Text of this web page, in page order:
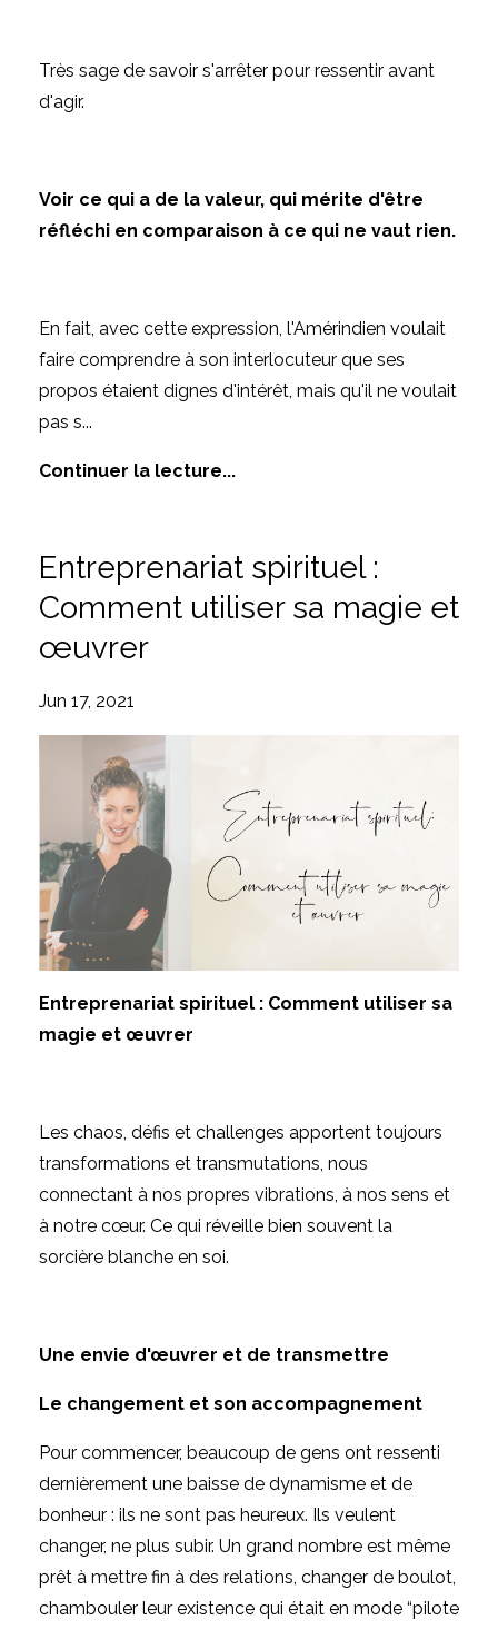
Très sage de savoir s'arrêter pour ressentir avant
d'agir.
Voir ce qui a de la valeur, qui mérite d'être
réfléchi en comparaison à ce qui ne vaut rien.
En fait, avec cette expression, l'Amérindien voulait
faire comprendre à son interlocuteur que ses
propos étaient dignes d'intérêt, mais qu'il ne voulait
pas s...
Continuer la lecture...
Entreprenariat spirituel :
Comment utiliser sa magie et
œuvrer
Jun 17, 2021
Entreprenariat spirituel : Comment utiliser sa
magie et œuvrer
Les chaos, défis et challenges apportent toujours
transformations et transmutations, nous
connectant à nos propres vibrations, à nos sens et
à notre cœur. Ce qui réveille bien souvent la
sorcière blanche en soi.
Une envie d'œuvrer et de transmettre
Le changement et son accompagnement
Pour commencer, beaucoup de gens ont ressenti
dernièrement une baisse de dynamisme et de
bonheur : ils ne sont pas heureux. Ils veulent
changer, ne plus subir. Un grand nombre est même
prêt à mettre fin à des relations, changer de boulot,
chambouler leur existence qui était en mode “pilote